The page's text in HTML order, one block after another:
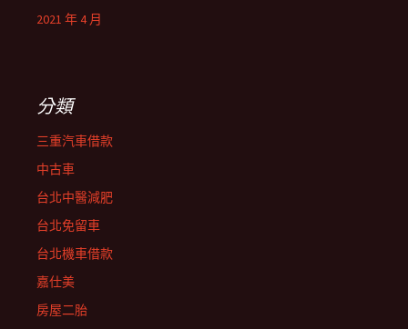
2021 年 4 月
分類
三重汽車借款
中古車
台北中醫減肥
台北免留車
台北機車借款
嘉仕美
房屋二胎